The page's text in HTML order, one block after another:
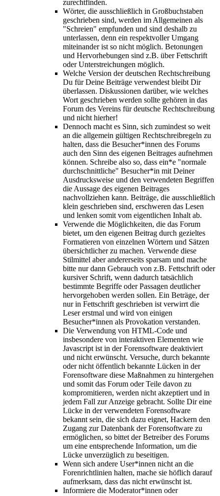
zurechtfinden.
Wörter, die ausschließlich in Großbuchstaben
geschrieben sind, werden im Allgemeinen als
"Schreien" empfunden und sind deshalb zu
unterlassen, denn ein respektvoller Umgang
miteinander ist so nicht möglich. Betonungen
und Hervorhebungen sind z.B. über Fettschrift
oder Unterstreichungen möglich.
Welche Version der deutschen Rechtschreibung
Du für Deine Beiträge verwendest bleibt Dir
überlassen. Diskussionen darüber, wie welches
Wort geschrieben werden sollte gehören in das
Forum des Vereins für deutsche Rechtschreibung
und nicht hierher!
Dennoch macht es Sinn, sich zumindest so weit
an die allgemein gültigen Rechtschreibregeln zu
halten, dass die Besucher*innen des Forums
auch den Sinn des eigenen Beitrages aufnehmen
können. Schreibe also so, dass ein*e "normale
durchschnittliche" Besucher*in mit Deiner
Ausdrucksweise und den verwendeten Begriffen
die Aussage des eigenen Beitrages
nachvollziehen kann. Beiträge, die ausschließlich
klein geschrieben sind, erschweren das Lesen
und lenken somit vom eigentlichen Inhalt ab.
Verwende die Möglichkeiten, die das Forum
bietet, um den eigenen Beitrag durch gezieltes
Formatieren von einzelnen Wörtern und Sätzen
übersichtlicher zu machen. Verwende diese
Stilmittel aber andererseits sparsam und mache
bitte nur dann Gebrauch von z.B. Fettschrift oder
kursiver Schrift, wenn dadurch tatsächlich
bestimmte Begriffe oder Passagen deutlicher
hervorgehoben werden sollen. Ein Beträge, der
nur in Fettschrift geschrieben ist verwirrt die
Leser erstmal und wird von einigen
Besucher*innen als Provokation verstanden.
Die Verwendung von HTML-Code und
insbesondere von interaktiven Elementen wie
Javascript ist in der Forensoftware deaktiviert
und nicht erwünscht. Versuche, durch bekannte
oder nicht öffentlich bekannte Lücken in der
Forensoftware diese Maßnahmen zu hintergehen
und somit das Forum oder Teile davon zu
kompromitieren, werden nicht akzeptiert und in
jedem Fall zur Anzeige gebracht. Sollte Dir eine
Lücke in der verwendeten Forensoftware
bekannt sein, die sich dazu eignet, Hackern den
Zugang zur Datenbank der Forensoftware zu
ermöglichen, so bittet der Betreiber des Forums
um eine entsprechende Information, um die
Lücke unverzüglich zu beseitigen.
Wenn sich andere User*innen nicht an die
Forenrichtlinien halten, mache sie höflich darauf
aufmerksam, dass das nicht erwünscht ist.
Informiere die Moderator*innen oder